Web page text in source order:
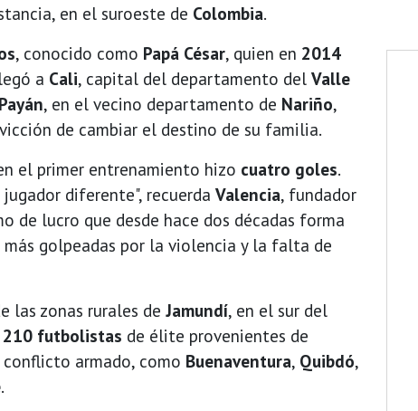
en el suroeste de Colombia.
, conocido como Papá César, quien en 2014
a Cali, capital del departamento del Valle
, en el vecino departamento de Nariño,
de cambiar el destino de su familia.
el primer entrenamiento hizo cuatro goles.
diferente", recuerda Valencia, fundador
de lucro que desde hace dos décadas forma
golpeadas por la violencia y la falta de
las zonas rurales de Jamundí, en el sur del
210 futbolistas de élite provenientes de
armado, como Buenaventura, Quibdó,
.